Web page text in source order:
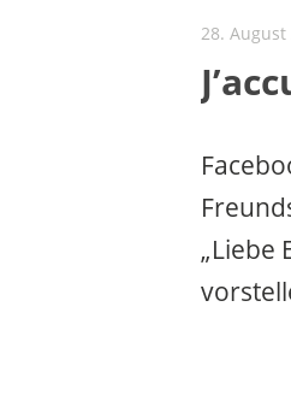
28. August
„Liebe